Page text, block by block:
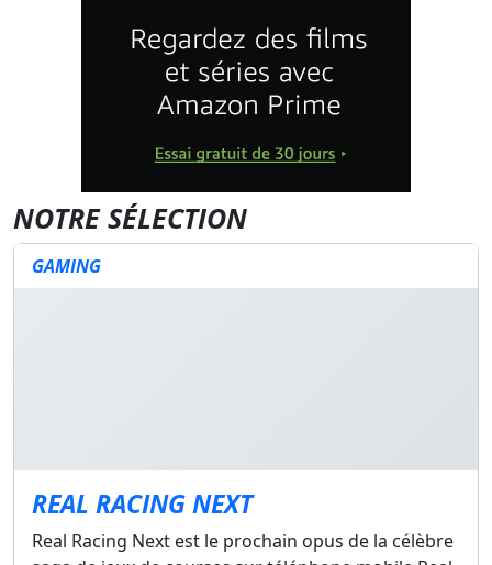
NOTRE SÉLECTION
GAMING
REAL RACING NEXT
Real Racing Next est le prochain opus de la célèbre